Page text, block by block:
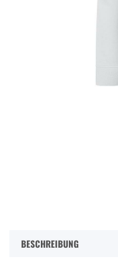
BESCHREIBUNG